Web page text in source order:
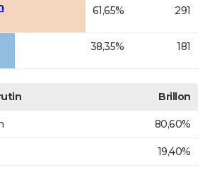
61,65% 291
38,35% 181
Brillon
80,60%
19,40%